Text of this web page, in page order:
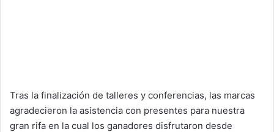
Tras la finalización de talleres y conferencias, las marcas
agradecieron la asistencia con presentes para nuestra
gran rifa en la cual los ganadores disfrutaron desde